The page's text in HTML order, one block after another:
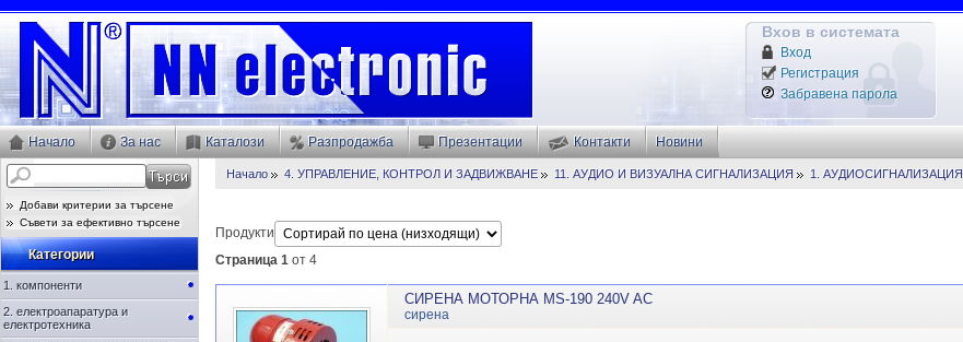
Начало За нас Каталози Разпродажба Презентации Контакти Новини
Вхов в системата
Вход
Регистрация
Забравена парола
Добави критерии за търсене
Съвети за ефективно търсене
Категории
1. компоненти
2. електроапаратура и
електротехника
Начало 4. УПРАВЛЕНИЕ, КОНТРОЛ И ЗАДВИЖВАНЕ 11. АУДИО И ВИЗУАЛНА СИГНАЛИЗАЦИЯ 1. АУДИОСИГНАЛИЗАЦИЯ
Продукти
Страница 1 от 4
СИРЕНА МОТОРНА MS-190 240V AC
сирена